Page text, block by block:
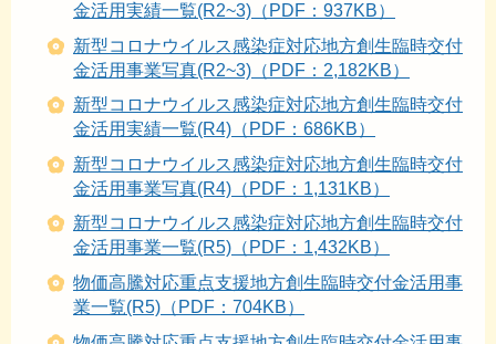
金活用実績一覧(R2~3)（PDF：937KB）
新型コロナウイルス感染症対応地方創生臨時交付
金活用事業写真(R2~3)（PDF：2,182KB）
新型コロナウイルス感染症対応地方創生臨時交付
金活用実績一覧(R4)（PDF：686KB）
新型コロナウイルス感染症対応地方創生臨時交付
金活用事業写真(R4)（PDF：1,131KB）
新型コロナウイルス感染症対応地方創生臨時交付
金活用事業一覧(R5)（PDF：1,432KB）
物価高騰対応重点支援地方創生臨時交付金活用事
業一覧(R5)（PDF：704KB）